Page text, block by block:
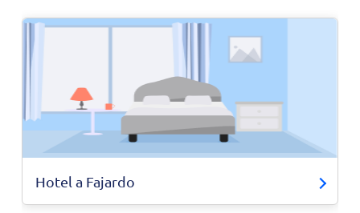
Hotel a Fajardo